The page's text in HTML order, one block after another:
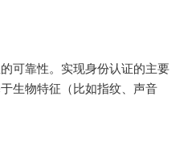
可靠性。实现身份认证的主要
生物特征（比如指纹、声音